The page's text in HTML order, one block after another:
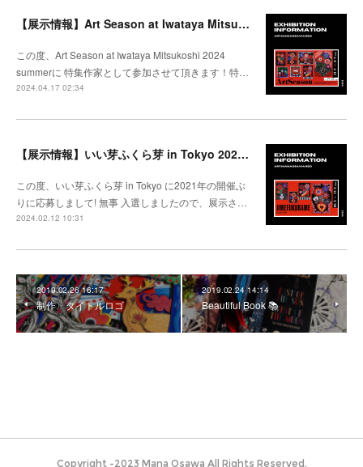
【展示情報】Art Season at Iwataya Mitsukoshi 2024 summer 特集 大沢愛
この度、Art Season at Iwataya Mitsukoshi 2024
summerに 特集作家として参加させて頂きます！特…
2024.04.17 02:34
【展示情報】いい芽ふくら芽 in Tokyo 2024 @松坂屋上野
この度、いい芽ふくら芽 in Tokyo に2021年の開催ぶ
りに応募しまして! 無事 入選しましたので、展示さ…
2024.02.12 10:31
2019.02.26 16:17
制作〉タイトルロゴ
2019.02.24 14:14
Beautiful Book 📚
Copyright -2023 Mana Osawa All Rights Reserved.